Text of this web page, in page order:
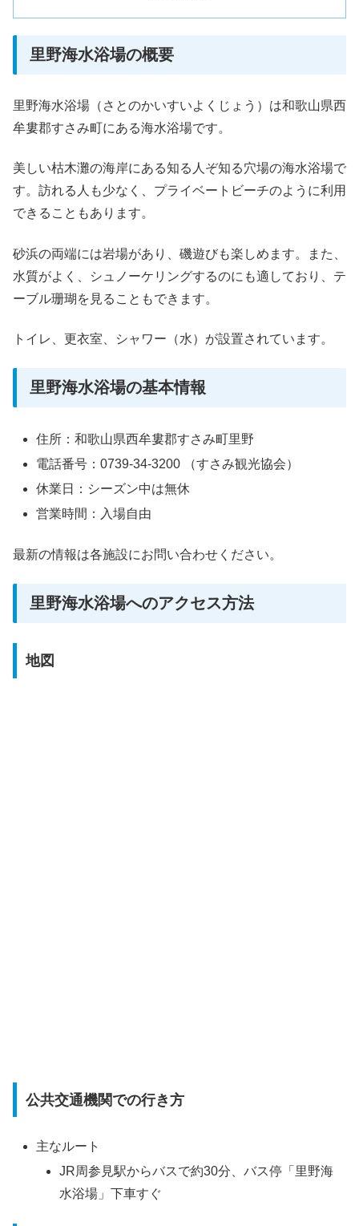
里野海水浴場の概要
里野海水浴場（さとのかいすいよくじょう）は和歌山県西
牟婁郡すさみ町にある海水浴場です。
美しい枯木灘の海岸にある知る人ぞ知る穴場の海水浴場で
す。訪れる人も少なく、プライベートビーチのように利用
できることもあります。
砂浜の両端には岩場があり、磯遊びも楽しめます。また、
水質がよく、シュノーケリングするのにも適しており、テ
ーブル珊瑚を見ることもできます。
トイレ、更衣室、シャワー（水）が設置されています。
里野海水浴場の基本情報
住所：和歌山県西牟婁郡すさみ町里野
電話番号：0739-34-3200 （すさみ観光協会）
休業日：シーズン中は無休
営業時間：入場自由
最新の情報は各施設にお問い合わせください。
里野海水浴場へのアクセス方法
地図
公共交通機関での行き方
主なルート
JR周参見駅からバスで約30分、バス停「里野海
水浴場」下車すぐ